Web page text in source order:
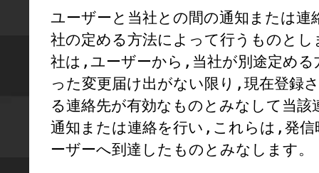
ユーザーと当社との間の通知または連
社の定める方法によって行うものとし
社は,ユーザーから,当社が別途定める
った変更届け出がない限り,現在登録
る連絡先が有効なものとみなして当該
通知または連絡を行い,これらは,発信
ーザーへ到達したものとみなします。